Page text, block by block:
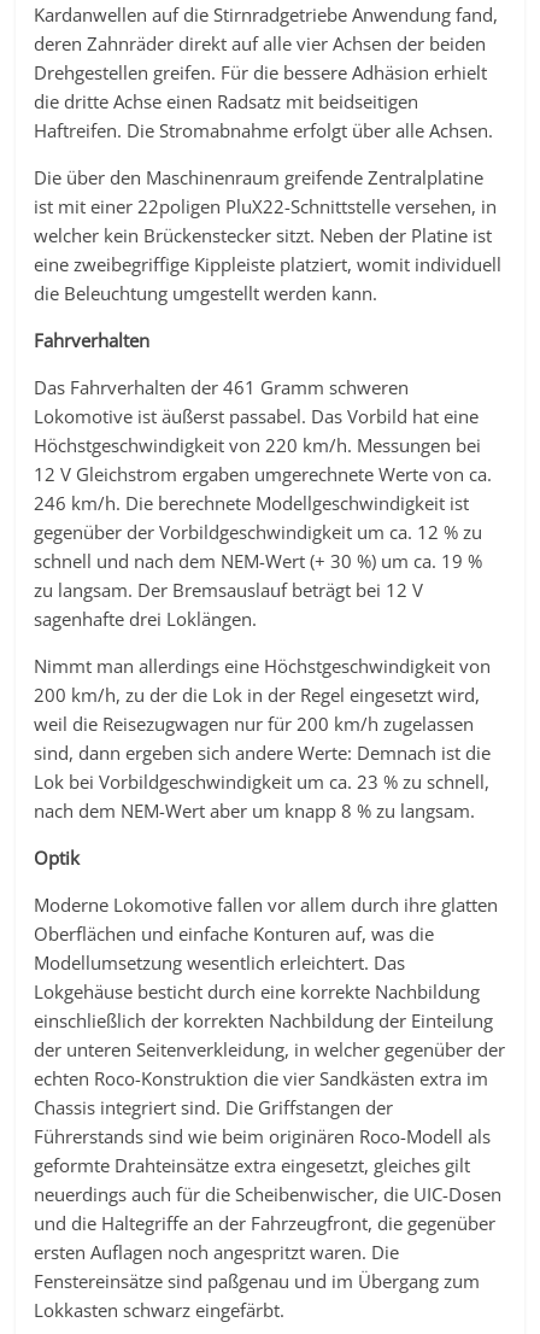
Kardanwellen auf die Stirnradgetriebe Anwendung fand,
deren Zahnräder direkt auf alle vier Achsen der beiden
Drehgestellen greifen. Für die bessere Adhäsion erhielt
die dritte Achse einen Radsatz mit beidseitigen
Haftreifen. Die Stromabnahme erfolgt über alle Achsen.
Die über den Maschinenraum greifende Zentralplatine
ist mit einer 22poligen PluX22-Schnittstelle versehen, in
welcher kein Brückenstecker sitzt. Neben der Platine ist
eine zweibegriffige Kippleiste platziert, womit individuell
die Beleuchtung umgestellt werden kann.
Fahrverhalten
Das Fahrverhalten der 461 Gramm schweren
Lokomotive ist äußerst passabel. Das Vorbild hat eine
Höchstgeschwindigkeit von 220 km/h. Messungen bei
12 V Gleichstrom ergaben umgerechnete Werte von ca.
246 km/h. Die berechnete Modellgeschwindigkeit ist
gegenüber der Vorbildgeschwindigkeit um ca. 12 % zu
schnell und nach dem NEM-Wert (+ 30 %) um ca. 19 %
zu langsam. Der Bremsauslauf beträgt bei 12 V
sagenhafte drei Loklängen.
Nimmt man allerdings eine Höchstgeschwindigkeit von
200 km/h, zu der die Lok in der Regel eingesetzt wird,
weil die Reisezugwagen nur für 200 km/h zugelassen
sind, dann ergeben sich andere Werte: Demnach ist die
Lok bei Vorbildgeschwindigkeit um ca. 23 % zu schnell,
nach dem NEM-Wert aber um knapp 8 % zu langsam.
Optik
Moderne Lokomotive fallen vor allem durch ihre glatten
Oberflächen und einfache Konturen auf, was die
Modellumsetzung wesentlich erleichtert. Das
Lokgehäuse besticht durch eine korrekte Nachbildung
einschließlich der korrekten Nachbildung der Einteilung
der unteren Seitenverkleidung, in welcher gegenüber der
echten Roco-Konstruktion die vier Sandkästen extra im
Chassis integriert sind. Die Griffstangen der
Führerstands sind wie beim originären Roco-Modell als
geformte Drahteinsätze extra eingesetzt, gleiches gilt
neuerdings auch für die Scheibenwischer, die UIC-Dosen
und die Haltegriffe an der Fahrzeugfront, die gegenüber
ersten Auflagen noch angespritzt waren. Die
Fenstereinsätze sind paßgenau und im Übergang zum
Lokkasten schwarz eingefärbt.